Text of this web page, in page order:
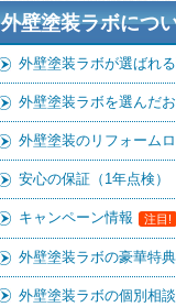
外壁塗装ラボにつ
外壁塗装ラボが選ばれ
外壁塗装ラボを選んだ
外壁塗装のリフォーム
安心の保証（1年点検）
キャンペーン情報 注目!
外壁塗装ラボの豪華特典
外壁塗装ラボの個別相